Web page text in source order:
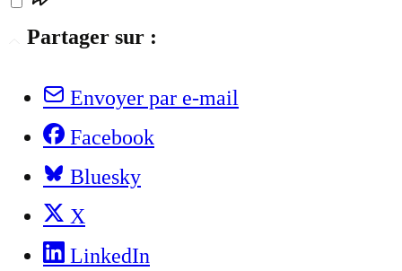
Partager sur :
Envoyer par e-mail
Facebook
Bluesky
X
LinkedIn